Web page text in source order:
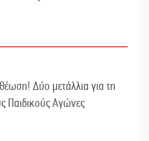
Δύο μετάλλια για τη
Παιδικούς Αγώνες